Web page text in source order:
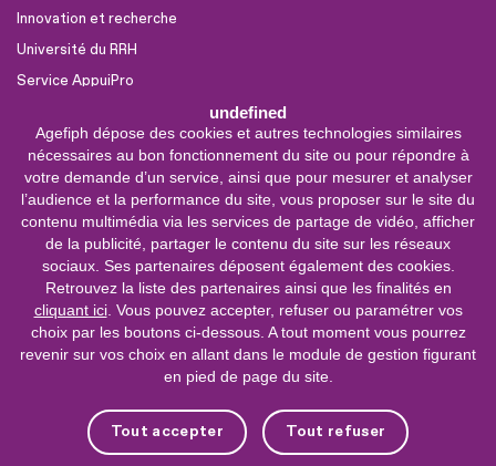
undefined
Agefiph dépose des cookies et autres technologies similaires
nécessaires au bon fonctionnement du site ou pour répondre à
votre demande d’un service, ainsi que pour mesurer et analyser
l’audience et la performance du site, vous proposer sur le site du
contenu multimédia via les services de partage de vidéo, afficher
de la publicité, partager le contenu du site sur les réseaux
sociaux. Ses partenaires déposent également des cookies.
Retrouvez la liste des partenaires ainsi que les finalités en
cliquant ici. Vous pouvez accepter, refuser ou paramétrer vos
choix par les boutons ci-dessous. A tout moment vous pourrez
revenir sur vos choix en allant dans le module de gestion figurant
en pied de page du site.
Tout accepter Tout refuser
Innovation et recherche
Université du RRH
Service AppuiPro
Nous suivre
Youtube
Linkedin
Facebook
0 800 11 10 09
Service &
appel gratuits
Nous contacter
Plateforme de mise en contact LSF